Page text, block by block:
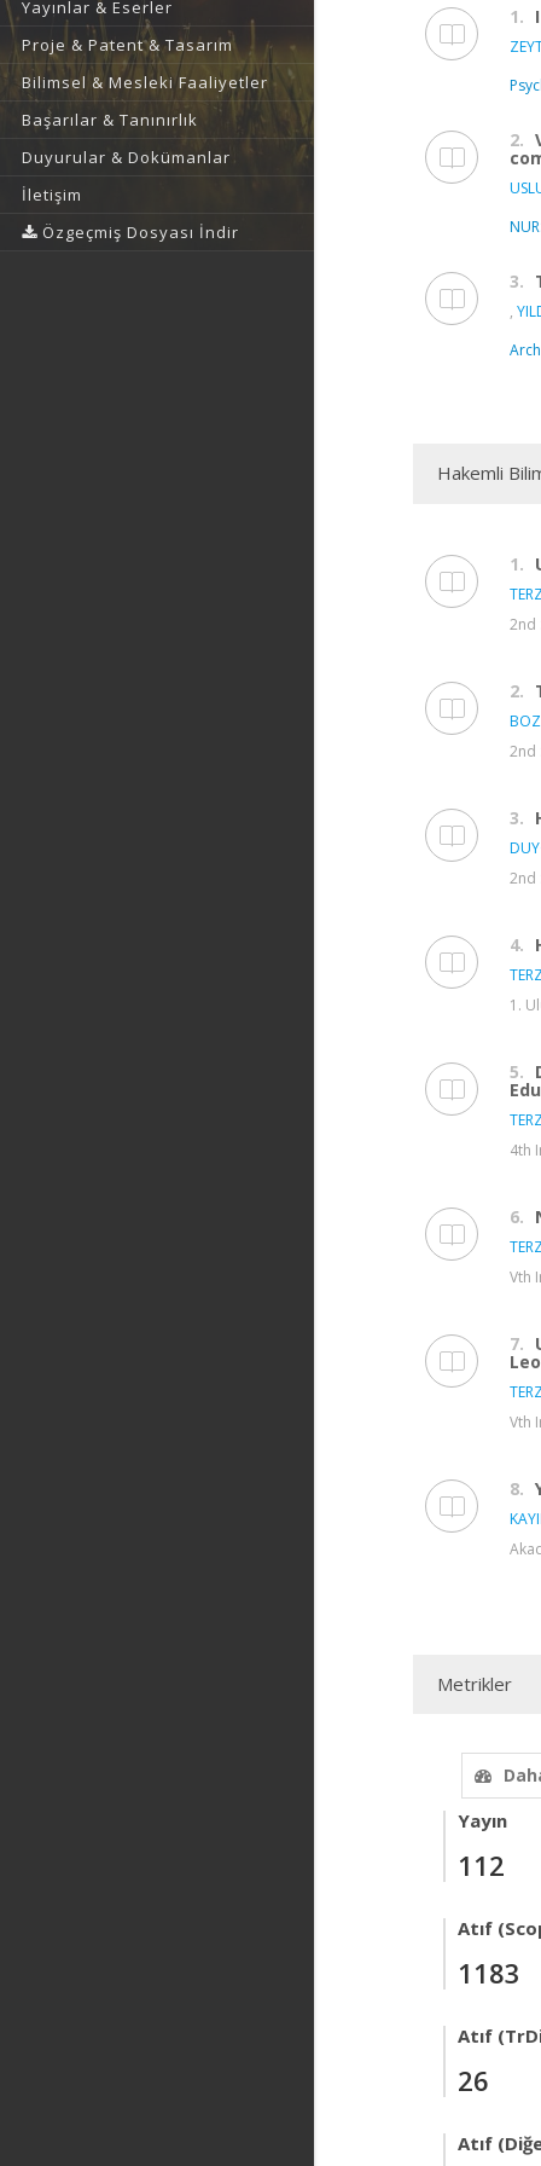
Yayınlar & Eserler
Proje & Patent & Tasarım
Bilimsel & Mesleki Faaliyetler
Başarılar & Tanınırlık
Duyurular & Dokümanlar
İletişim
Özgeçmiş Dosyası İndir
1.
2.
3.
,
Hakemli
1.
2nd
2.
2nd
3.
2nd
4.
1.
5.
4th
6.
Vth
7.
Vth
8.
Metrikler
Yayın
112
Atıf
1183
Atıf
26
Atıf